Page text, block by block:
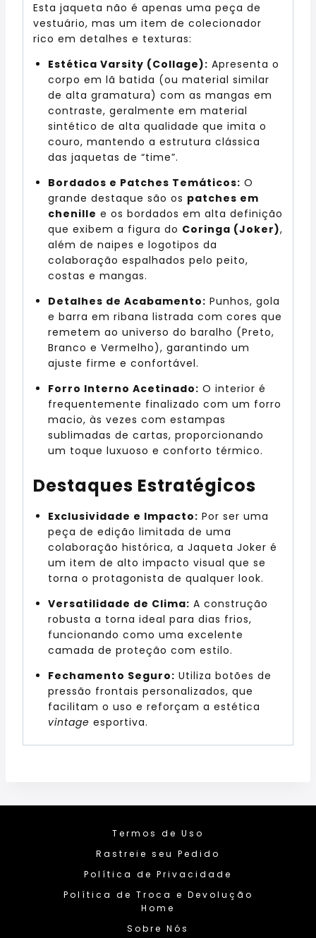
Esta jaqueta não é apenas uma peça de
vestuário, mas um item de colecionador
rico em detalhes e texturas:
Estética Varsity (Collage): Apresenta o
corpo em lã batida (ou material similar
de alta gramatura) com as mangas em
contraste, geralmente em material
sintético de alta qualidade que imita o
couro, mantendo a estrutura clássica
das jaquetas de “time”.
Bordados e Patches Temáticos: O
grande destaque são os patches em
chenille e os bordados em alta definição
que exibem a figura do Coringa (Joker),
além de naipes e logotipos da
colaboração espalhados pelo peito,
costas e mangas.
Detalhes de Acabamento: Punhos, gola
e barra em ribana listrada com cores que
remetem ao universo do baralho (Preto,
Branco e Vermelho), garantindo um
ajuste firme e confortável.
Forro Interno Acetinado: O interior é
frequentemente finalizado com um forro
macio, às vezes com estampas
sublimadas de cartas, proporcionando
um toque luxuoso e conforto térmico.
Destaques Estratégicos
Exclusividade e Impacto: Por ser uma
peça de edição limitada de uma
colaboração histórica, a Jaqueta Joker é
um item de alto impacto visual que se
torna o protagonista de qualquer look.
Versatilidade de Clima: A construção
robusta a torna ideal para dias frios,
funcionando como uma excelente
camada de proteção com estilo.
Fechamento Seguro: Utiliza botões de
pressão frontais personalizados, que
facilitam o uso e reforçam a estética
vintage esportiva.
Termos de Uso
Rastreie seu Pedido
Política de Privacidade
Política de Troca e Devolução
Home
Sobre Nós